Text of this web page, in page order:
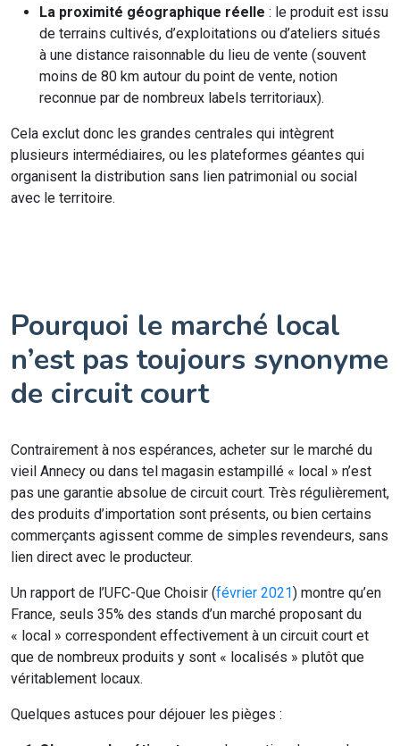
La proximité géographique réelle : le produit est issu
de terrains cultivés, d’exploitations ou d’ateliers situés
à une distance raisonnable du lieu de vente (souvent
moins de 80 km autour du point de vente, notion
reconnue par de nombreux labels territoriaux).
Cela exclut donc les grandes centrales qui intègrent
plusieurs intermédiaires, ou les plateformes géantes qui
organisent la distribution sans lien patrimonial ou social
avec le territoire.
Pourquoi le marché local
n’est pas toujours synonyme
de circuit court
Contrairement à nos espérances, acheter sur le marché du
vieil Annecy ou dans tel magasin estampillé « local » n’est
pas une garantie absolue de circuit court. Très régulièrement,
des produits d’importation sont présents, ou bien certains
commerçants agissent comme de simples revendeurs, sans
lien direct avec le producteur.
Un rapport de l’UFC-Que Choisir (février 2021) montre qu’en
France, seuls 35% des stands d’un marché proposant du
« local » correspondent effectivement à un circuit court et
que de nombreux produits y sont « localisés » plutôt que
véritablement locaux.
Quelques astuces pour déjouer les pièges :